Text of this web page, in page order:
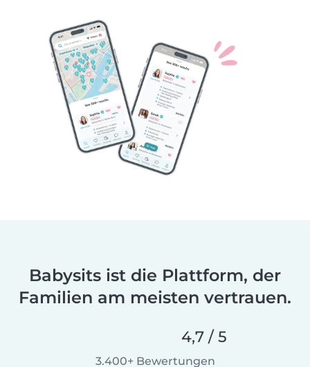
Babysits ist die Plattform, der
Familien am meisten vertrauen.
4,7 / 5
3.400+ Bewertungen